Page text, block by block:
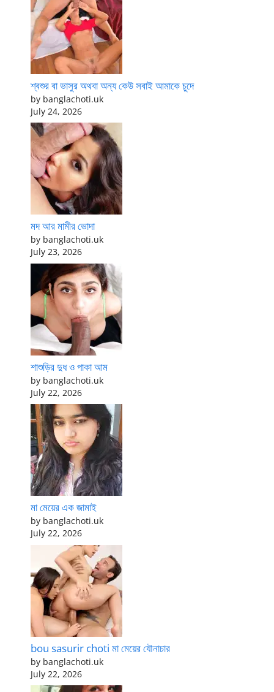
শ্বশুর বা ভাসুর অথবা অন্য কেউ সবাই আমাকে চুদে
by banglachoti.uk
July 24, 2026
মদ আর মামীর ভোদা
by banglachoti.uk
July 23, 2026
শাশুড়ির দুধ ও পাকা আম
by banglachoti.uk
July 22, 2026
মা মেয়ের এক জামাই
by banglachoti.uk
July 22, 2026
bou sasurir choti মা মেয়ের যৌনাচার
by banglachoti.uk
July 22, 2026